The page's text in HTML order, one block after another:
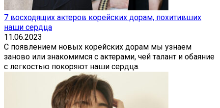
7 восходящих актеров корейских дорам, похитивших
наши сердца
11.06.2023
С появлением новых корейских дорам мы узнаем
заново или знакомимся с актерами, чей талант и обаяние
с легкостью покоряют наши сердца.